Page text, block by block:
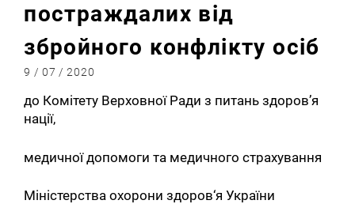
постраждалих від
збройного конфлікту осіб
9 / 07 / 2020
до Комітету Верховної Ради з питань здоров’я
нації,
медичної допомоги та медичного страхування
Міністерства охорони здоров‘я України